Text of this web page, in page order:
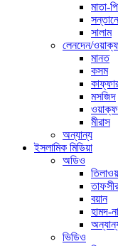
মাতা-
সালাম
লেনদেন/
মানত
কসম
মসজিদ
ওয়াক্ফ
মীরাস
অন্যান্য
ইসলামিক মিডিয়া
অডিও
তাফসীর
বয়ান
হামদ-
ভিডিও